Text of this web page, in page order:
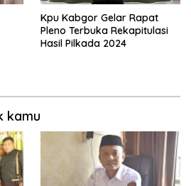
Kpu Kabgor Gelar Rapat
Pleno Terbuka Rekapitulasi
Hasil Pilkada 2024
kamu